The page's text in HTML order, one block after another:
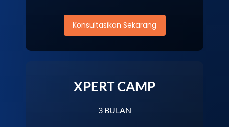
Konsultasikan Sekarang
XPERT CAMP
3 BULAN